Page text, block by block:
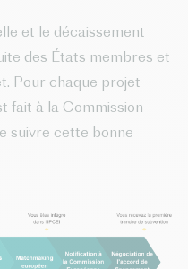
et le décaissement
des États membres et
Pour chaque projet
fait à la Commission
suivre cette bonne